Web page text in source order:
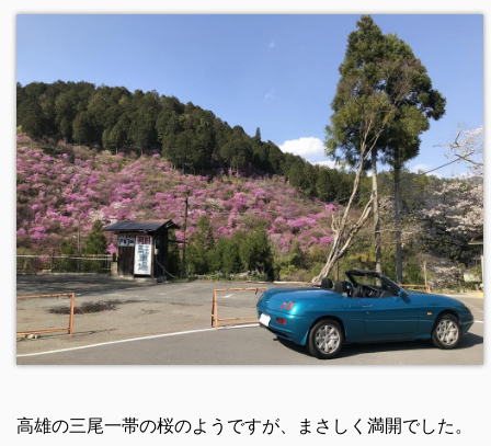
高雄の三尾一帯の桜のようですが、まさしく満開でした。